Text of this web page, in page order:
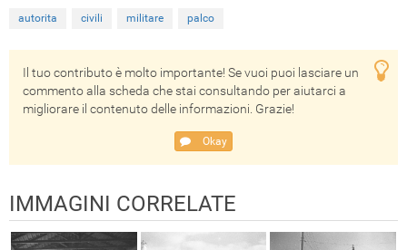
autorita civili militare palco
Il tuo contributo è molto importante! Se vuoi puoi lasciare un
commento alla scheda che stai consultando per aiutarci a
migliorare il contenuto delle informazioni. Grazie!
Okay
IMMAGINI CORRELATE